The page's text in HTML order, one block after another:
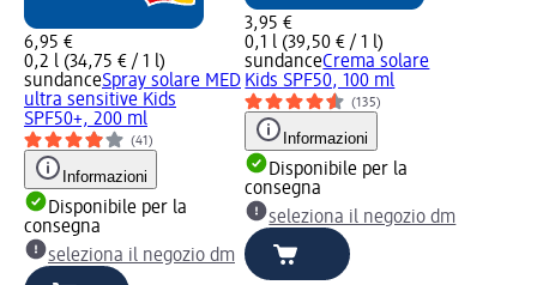
6,95 €
0,2 l (34,75 € / 1 l)
sundanceSpray solare MED
ultra sensitive Kids
SPF50+, 200 ml
(41)
Informazioni
Disponibile per la
consegna
seleziona il negozio dm
3,95 €
0,1 l (39,50 € / 1 l)
sundanceCrema solare
Kids SPF50, 100 ml
(135)
Informazioni
Disponibile per la
consegna
seleziona il negozio dm